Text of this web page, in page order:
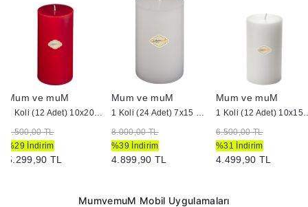
Mum ve muM
1 Koli (12 Adet) 10x20 Kırmızı Silindir Mum
7.500,00 TL
%29 İndirim
5.299,90 TL
Mum ve muM
1 Koli (24 Adet) 7x15 cm Silindir Mum Beyaz
8.000,00 TL
%39 İndirim
4.899,90 TL
Mum ve muM
1 Koli (12 Adet)
6.500,00 TL
%31 İndirim
4.499,90 TL
MumvemuM Mobil Uygulamaları